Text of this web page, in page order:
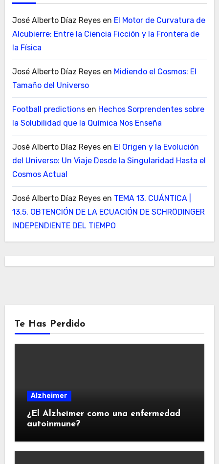
José Alberto Díaz Reyesen El Motor de Curvatura de
Alcubierre: Entre la Ciencia Ficción y la Frontera de
la Física
José Alberto Díaz Reyesen Midiendo el Cosmos: El
Tamaño del Universo
Football predictionsen Hechos Sorprendentes sobre
la Solubilidad que la Química Nos Enseña
José Alberto Díaz Reyesen El Origen y la Evolución
del Universo: Un Viaje Desde la Singularidad Hasta el
Cosmos Actual
José Alberto Díaz Reyesen TEMA 13. CUÁNTICA |
13.5. OBTENCIÓN DE LA ECUACIÓN DE SCHRÖDINGER
INDEPENDIENTE DEL TIEMPO
Te Has Perdido
Alzheimer
¿El Alzheimer como una enfermedad
autoinmune?